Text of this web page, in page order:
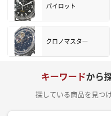
パイロット
クロノマスター
キーワードから
探している商品を見つ